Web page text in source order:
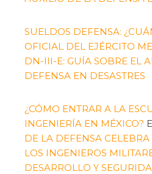
SUELDOS DEFENSA:
OFICIAL DEL EJÉRCITO
DN-III-E: GUÍA SOBRE EL
DEFENSA EN DESASTRES
¿CÓMO ENTRAR A LA
INGENIERÍA EN MÉXICO?
DE LA DEFENSA
LOS INGENIEROS
DESARROLLO Y